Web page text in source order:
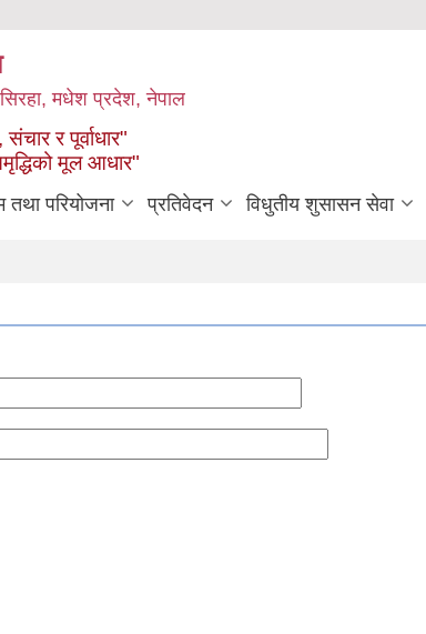
सिरहा, मधेश प्रदेश, नेपाल
र पूर्वाधार"
मूल आधार"
तथा परियोजना प्रतिवेदन विधुतीय शुसासन सेवा